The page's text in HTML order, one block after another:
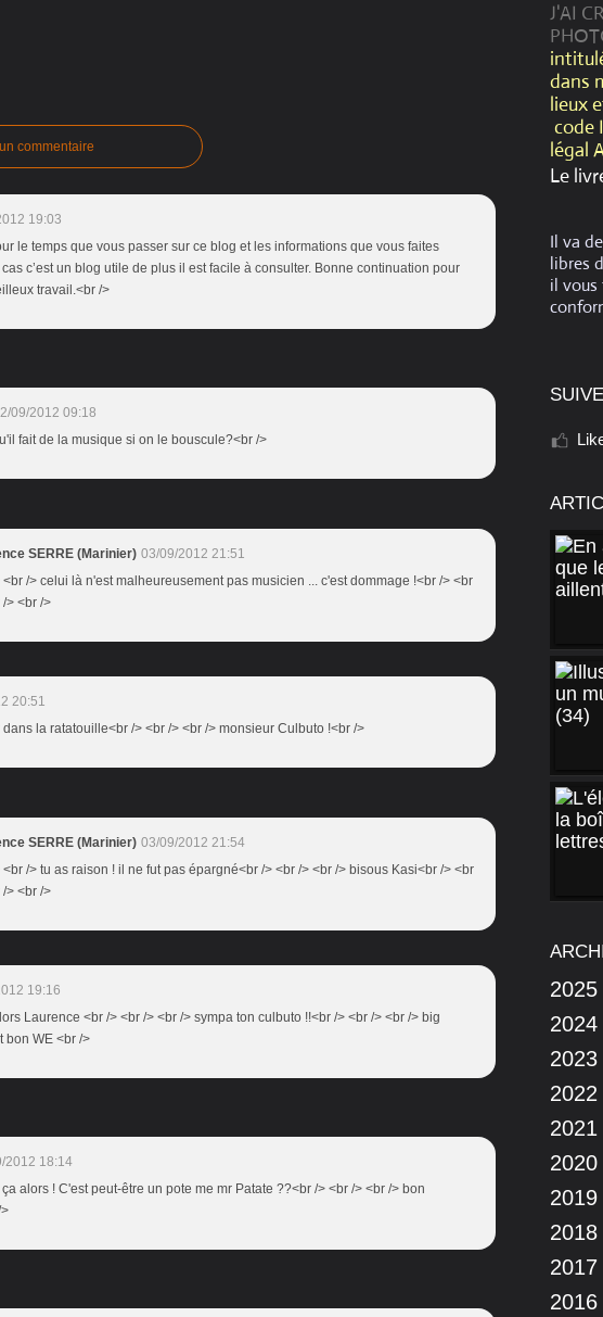
commentaire
19:03
le temps que vous passer sur ce blog et les informations que vous faites
c’est un blog utile de plus il est facile à consulter. Bonne continuation pour
travail.<br />
09/2012 09:18
fait de la musique si on le bouscule?<br />
SERRE (Marinier) 03/09/2012 21:51
<br /> celui là n'est malheureusement pas musicien ... c'est dommage !<br /> <br
/> <br />
20:51
la ratatouille<br /> <br /> <br /> monsieur Culbuto !<br />
SERRE (Marinier) 03/09/2012 21:54
<br /> tu as raison ! il ne fut pas épargné<br /> <br /> <br /> bisous Kasi<br /> <br
/> <br />
19:16
Laurence <br /> <br /> <br /> sympa ton culbuto !!<br /> <br /> <br /> big
bon WE <br />
2012 18:14
alors ! C'est peut-être un pote me mr Patate ??<br /> <br /> <br /> bon
J'AI
dans
lieux
code
légal
Le
Il va
libres
il vous
2025
2024
2023
2022
2021
2020
2019
2018
2017
2016